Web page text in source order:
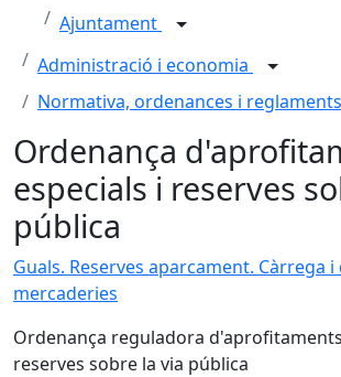
Ajuntament
Administració i economia
Normativa, ordenances i reglaments
Ordenança
especials i reserves
pública
Guals. Reserves aparcament. Càrrega
mercaderies
Ordenança reguladora
reserves sobre la via pública